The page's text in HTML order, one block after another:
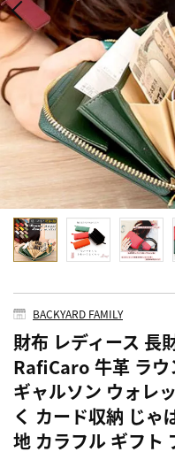
BACKYARD FAMILY
財布 レディース 長
RafiCaro 牛革 ラウ
ギャルソン ウォレ
く カード収納 じゃ
地 カラフル ギフト